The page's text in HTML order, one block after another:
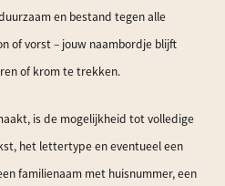
en bestand tegen alle
of vorst – jouw naambordje blijft
of krom te trekken.
is de mogelijkheid tot volledige
het lettertype en eventueel een
familienaam met huisnummer, een